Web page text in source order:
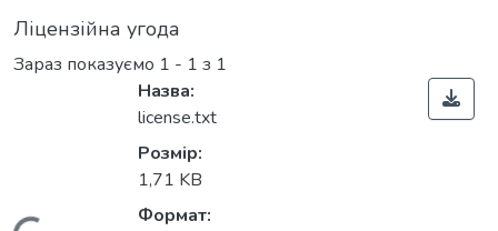
Ліцензійна угода
Зараз показуємо 1 - 1 з 1
Назва:
license.txt
Розмір:
1,71 KB
Формат: